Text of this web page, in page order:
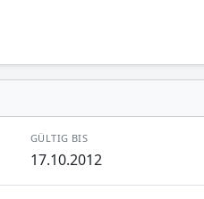
GÜLTIG BIS
17.10.2012